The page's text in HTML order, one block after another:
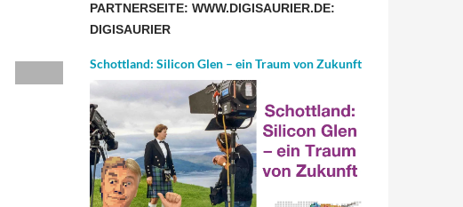
PARTNERSEITE: WWW.DIGISAURIER.DE:
DIGISAURIER
Schottland: Silicon Glen – ein Traum von Zukunft